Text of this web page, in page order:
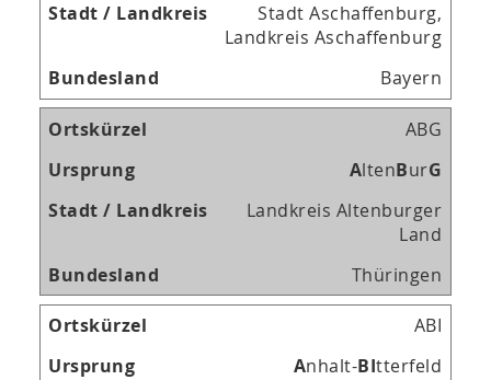
Stadt Aschaffenburg,
Landkreis Aschaffenburg
Bayern
ABG
AltenBurG
Landkreis Altenburger
Land
Thüringen
ABI
Anhalt-BItterfeld